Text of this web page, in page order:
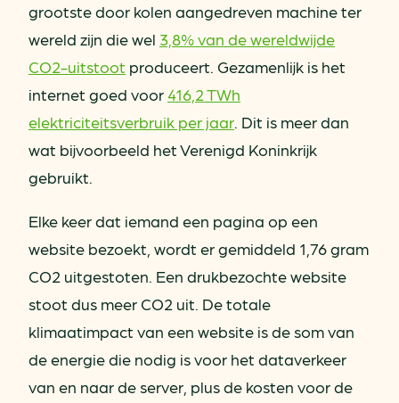
grootste door kolen aangedreven machine ter
wereld zijn die wel 3,8% van de wereldwijde
CO2-uitstoot produceert. Gezamenlijk is het
internet goed voor416,2 TWh
elektriciteitsverbruik per jaar . Dit is meer dan
wat bijvoorbeeld het Verenigd Koninkrijk
gebruikt.
Elke keer dat iemand een pagina op een
website bezoekt, wordt er gemiddeld 1,76 gram
CO2 uitgestoten. Een drukbezochte website
stoot dus meer CO2 uit. De totale
klimaatimpact van een website is de som van
de energie die nodig is voor het dataverkeer
van en naar de server, plus de kosten voor de